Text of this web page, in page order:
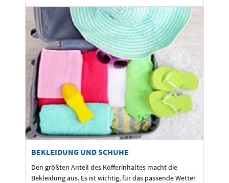
BEKLEIDUNG UND SCHUHE
Den größten Anteil des Kofferinhaltes macht die
Bekleidung aus. Es ist wichtig, für das passende Wetter